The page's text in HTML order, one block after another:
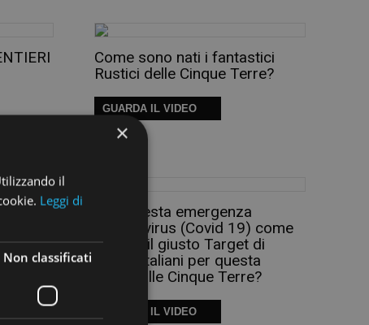
Come sono nati i fantastici
Rustici delle Cinque Terre?
GUARDA IL VIDEO
dal
oggi ti
Con questa emergenza
Coronavirus (Covid 19) come
attirare il giusto Target di
Turisti Italiani per questa
estate alle Cinque Terre?
GUARDA IL VIDEO
×
il
Leggi di
Non classificati